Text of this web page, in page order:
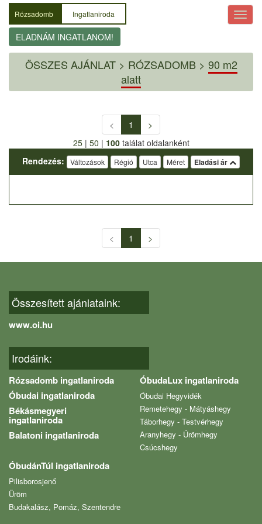
Rózsadomb Ingatlaniroda
ELADNÁM INGATLANOM!
ÖSSZES AJÁNLAT> RÓZSADOMB > 90 m2
alatt
< 1
>
25| 50 | 100találat oldalanként
Rendezés:
Változások Régió Utca Méret Eladási ár
< 1 >
Összesített ajánlataink:
www.oi.hu
Irodáink:
Rózsadomb ingatlaniroda
Óbudai ingatlaniroda
Békásmegyeri
ingatlaniroda
Balatoni ingatlaniroda
ÓbudaLux ingatlaniroda
Óbudai Hegyvidék
Remetehegy - Mátyáshegy
Táborhegy - Testvérhegy
Aranyhegy - Ürömhegy
Csúcshegy
ÓbudánTúl ingatlaniroda
Pilisborosjenő
Üröm
Budakalász, Pomáz, Szentendre